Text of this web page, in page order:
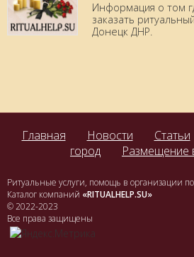
Информация о том
заказать
Донецк ДНР.
Главная Новости Статьи
город
Размещение
Ритуальные услуги, помощь в организации
Каталог компаний «RITUALHELP.SU»
© 2022-2023
Все права защищены